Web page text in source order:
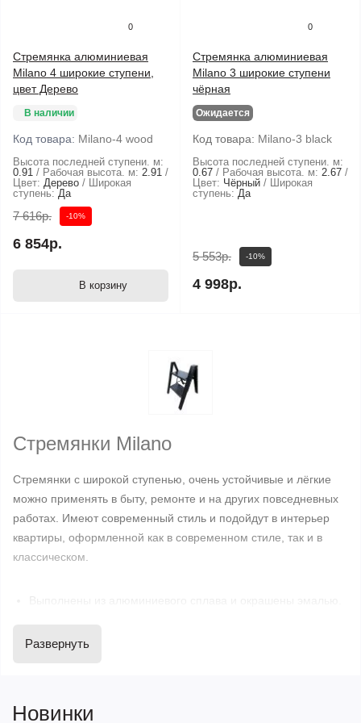
0
Стремянка алюминиевая
Milano 4 широкие ступени,
цвет Дерево
В наличии
Код товара: Milano-4 wood
Высота последней ступени. м:
0.91
Рабочая высота. м: 2.91
Цвет: Дерево
Широкая
ступень: Да
7 616р. -10%
6 854р.
В корзину
0
Стремянка алюминиевая
Milano 3 широкие ступени
чёрная
Ожидается
Код товара: Milano-3 black
Высота последней ступени. м:
0.67
Рабочая высота. м: 2.67
Цвет: Чёрный
Широкая
ступень: Да
5 553р. -10%
4 998р.
Стремянки Milano
Стремянки с широкой ступенью, очень устойчивые и лёгкие
можно применять в быту, ремонте и на других повседневных
работах. Имеют современный стиль и подойдут в интерьер
квартиры, оформленной как в современном стиле, так и в
классическом.
толщиной 1 мм.
сложенном виде (толщина всего 5 см., ширина 45 см.) не
Развернуть
Новинки